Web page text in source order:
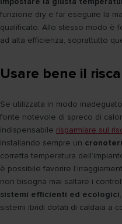
funzione dry e far eseguire la
qualificato. Allo stesso modo è
ad alta efficienza, soprattutto
Usare bene il
Se utilizzata in modo
fonte notevole di spreco di
indispensabile risparmiare sul
installando sempre un
corretta temperatura
è possibile favorire
non bisogna mai saltare i
sistemi efficienti ed ecologici
sistemi ibridi dotati di caldaia a